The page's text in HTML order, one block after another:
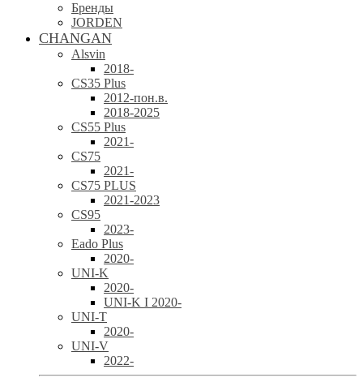
Бренды
JORDEN
CHANGAN
Alsvin
2018-
CS35 Plus
2012-пон.в.
2018-2025
CS55 Plus
2021-
CS75
2021-
CS75 PLUS
2021-2023
CS95
2023-
Eado Plus
2020-
UNI-K
2020-
UNI-K I 2020-
UNI-T
2020-
UNI-V
2022-